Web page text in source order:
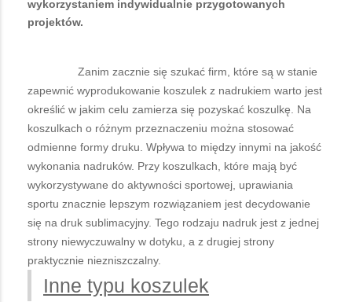
wykorzystaniem indywidualnie przygotowanych
projektów.
Zanim zacznie się szukać firm, które są w stanie
zapewnić wyprodukowanie koszulek z nadrukiem warto jest
określić w jakim celu zamierza się pozyskać koszulkę. Na
koszulkach o różnym przeznaczeniu można stosować
odmienne formy druku. Wpływa to między innymi na jakość
wykonania nadruków. Przy koszulkach, które mają być
wykorzystywane do aktywności sportowej, uprawiania
sportu znacznie lepszym rozwiązaniem jest decydowanie
się na druk sublimacyjny. Tego rodzaju nadruk jest z jednej
strony niewyczuwalny w dotyku, a z drugiej strony
praktycznie niezniszczalny.
Inne typu koszulek